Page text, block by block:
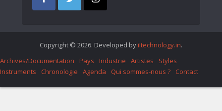
Copyright © 2026. Developed by iItechnology.in.
Archives/Documentation
Pays Industrie Artistes
Styles
Instruments
Chronologie Agenda Qui sommes-nous ? Contact